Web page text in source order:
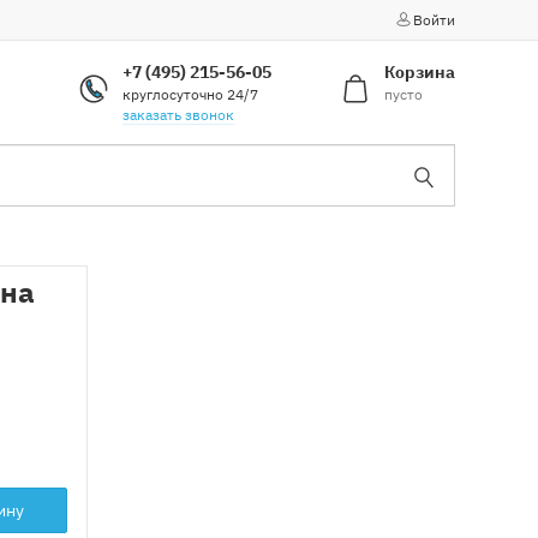
Войти
+7 (495) 215-56-05
круглосуточно 24/7
заказать звонок
Корзина
пусто